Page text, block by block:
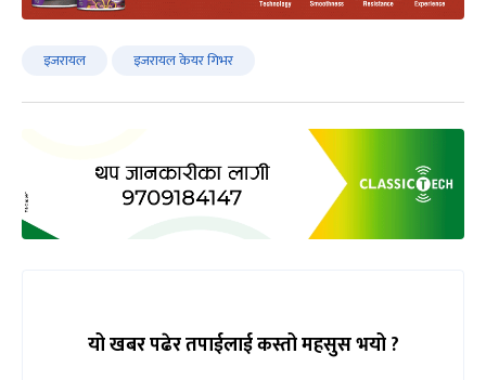
इजरायल इजरायल केयर गिभर
यो खबर पढेर तपाईलाई कस्तो महसुस भयो ?